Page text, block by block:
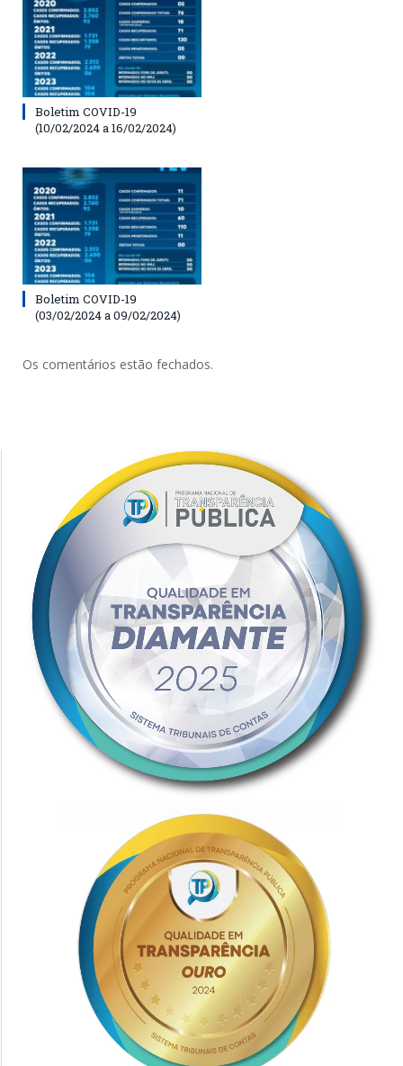
Boletim COVID-19
(10/02/2024 a 16/02/2024)
Boletim COVID-19
(03/02/2024 a 09/02/2024)
Os comentários estão fechados.